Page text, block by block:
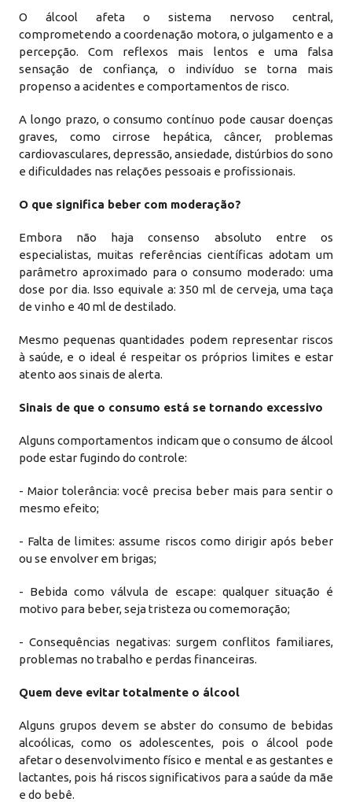
O álcool afeta o sistema nervoso central,
comprometendo a coordenação motora, o julgamento e a
percepção. Com reflexos mais lentos e uma falsa
sensação de confiança, o indivíduo se torna mais
propenso a acidentes e comportamentos de risco.
A longo prazo, o consumo contínuo pode causar doenças
graves, como cirrose hepática, câncer, problemas
cardiovasculares, depressão, ansiedade, distúrbios do sono
e dificuldades nas relações pessoais e profissionais.
O que significa beber com moderação?
Embora não haja consenso absoluto entre os
especialistas, muitas referências científicas adotam um
parâmetro aproximado para o consumo moderado: uma
dose por dia. Isso equivale a: 350 ml de cerveja, uma taça
de vinho e 40 ml de destilado.
Mesmo pequenas quantidades podem representar riscos
à saúde, e o ideal é respeitar os próprios limites e estar
atento aos sinais de alerta.
Sinais de que o consumo está se tornando excessivo
Alguns comportamentos indicam que o consumo de álcool
pode estar fugindo do controle:
- Maior tolerância: você precisa beber mais para sentir o
mesmo efeito;
- Falta de limites: assume riscos como dirigir após beber
ou se envolver em brigas;
- Bebida como válvula de escape: qualquer situação é
motivo para beber, seja tristeza ou comemoração;
- Consequências negativas: surgem conflitos familiares,
problemas no trabalho e perdas financeiras.
Quem deve evitar totalmente o álcool
Alguns grupos devem se abster do consumo de bebidas
alcoólicas, como os adolescentes, pois o álcool pode
afetar o desenvolvimento físico e mental e as gestantes e
lactantes, pois há riscos significativos para a saúde da mãe
e do bebê.